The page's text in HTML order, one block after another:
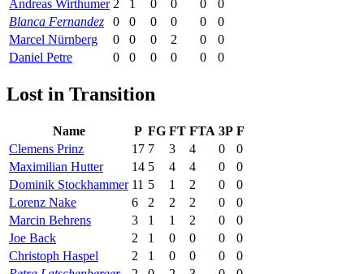
Andreas Wirthumer 2 1 0 0 0
0
Blanca Fernandez
0 0 0 0 0
0
Marcel Nürnberg
0 0 0 2 0
0
Daniel Petre
0 0 0 0 0 0
Lost in Transition
Name P FG FT FTA 3P F
Clemens Prinz
17 7 3 4 0
0
Maximilian Hutter
14 5 4 4 0
0
Dominik Stockhammer 11 5 1 2 0
0
Lorenz Nake
6 2 2 2 0
0
Marcin Behrens
3 1 1 2 0
0
Joe Back
2 1 0 0 0
0
Christoph Haspel
2 1 0 0 0
0